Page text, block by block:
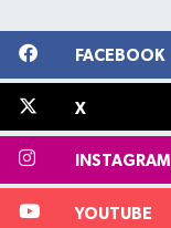
FACEBOOK
X
INSTAGRAM
YOUTUBE